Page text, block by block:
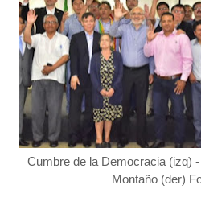
Cumbre de la Democracia (izq)
Montaño (der)